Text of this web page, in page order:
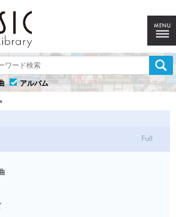
アルバム
Full